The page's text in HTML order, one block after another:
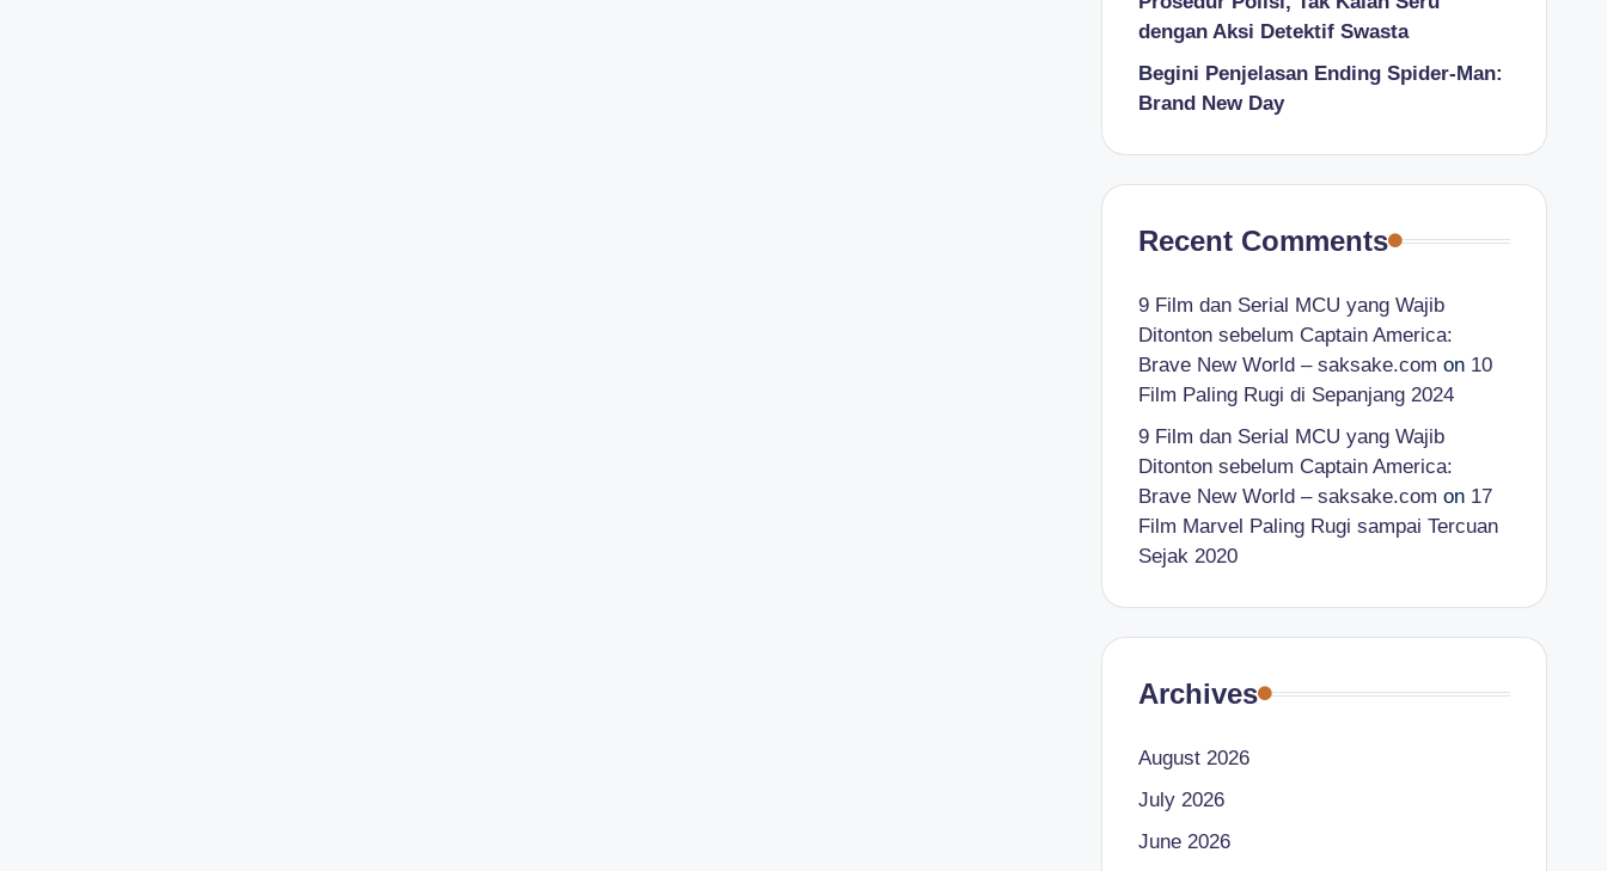
dengan Aksi Detektif Swasta
Begini Penjelasan Ending Spider-Man:
Brand New Day
Recent Comments
9 Film dan Serial MCU yang Wajib
Ditonton sebelum Captain America:
Brave New World – saksake.com on 10
Film Paling Rugi di Sepanjang 2024
9 Film dan Serial MCU yang Wajib
Ditonton sebelum Captain America:
Brave New World – saksake.com on 17
Film Marvel Paling Rugi sampai Tercuan
Sejak 2020
Archives
August 2026
July 2026
June 2026